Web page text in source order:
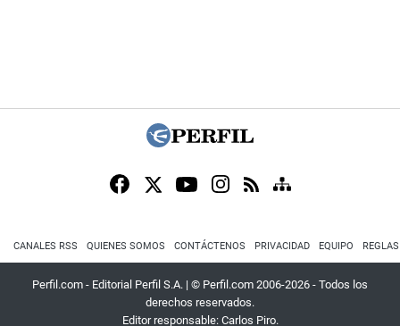
CANALES RSS QUIENES SOMOS CONTÁCTENOS PRIVACIDAD EQUIPO
Perfil.com - Editorial Perfil S.A. | © Perfil.com 2006-2026 - Todos los
derechos reservados.
Editor responsable: Carlos Piro.